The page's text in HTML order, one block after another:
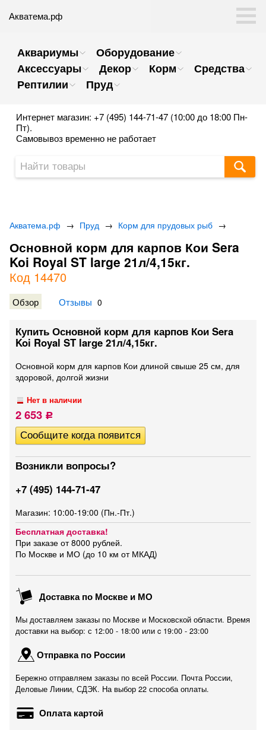
Акватема.рф
Аквариумы
Оборудование
Аксессуары
Декор Корм
Средства
Рептилии
Пруд
Интернет магазин: +7 (495) 144-71-47 (10:00 до 18:00 Пн-
Пт).
Самовывоз временно не работает
Акватема.рф → Пруд → Корм для прудовых рыб →
Основной корм для карпов Кои Sera
Koi Royal ST large 21л/4,15кг.
Код 14470
Обзор Отзывы 0
Купить Основной корм для карпов Кои Sera
Koi Royal ST large 21л/4,15кг.
Основной корм для карпов Кои длиной свыше 25 см, для
здоровой, долгой жизни
Нет в наличии
2 653 Р
Возникли вопросы?
+7 (495) 144-71-47
Магазин: 10:00-19:00 (Пн.-Пт.)
Бесплатная доставка!
При заказе от 8000 рублей.
По Москве и МО (до 10 км от МКАД)
Доставка по Москве и МО
Мы доставляем заказы по Москве и Московской области. Время
доставки на выбор: с 12:00 - 18:00 или c 19:00 - 23:00
Отправка по России
Бережно отправляем заказы по всей России. Почта России,
Деловые Линии, СДЭК. На выбор 22 способа оплаты.
Оплата картой